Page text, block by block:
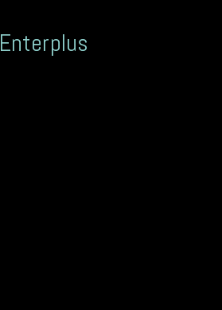
Enterplus